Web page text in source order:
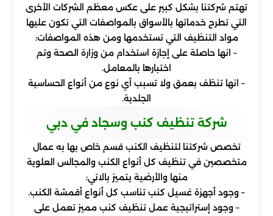
تهتم شركتنا بشكل كبير على عكس معظم الشركات الأخرى
التي تطرح خدماتها بالأسواق بالمواصفات التي تكون عليها
مواد التنظيف التي تستخدمها ومن هذه المواصفات:
– انها حاصلة على إجازة استخدام من وزارة الصحة وتم
اختبارها بالمعامل.
– انها تنظف بعمق ولا تسبب أي نوع من أنواع الحساسية
الجلدية.
شركة تنظيف كنب وسجاد في دبي
تخصص شركتنا لتنظيف الكنب قسم خاص بها به عمال
متخصصين في تنظيف كل أنواع الكنب والمجالس العلوية
منها والأرضية يتميز بالاتي:
– وجود أجهزة غسيل كنب تناسب كل أنواع أقمشة الكنب.
– وجود إستراتيجية عمل تنظيف كنب مميز تعمل على